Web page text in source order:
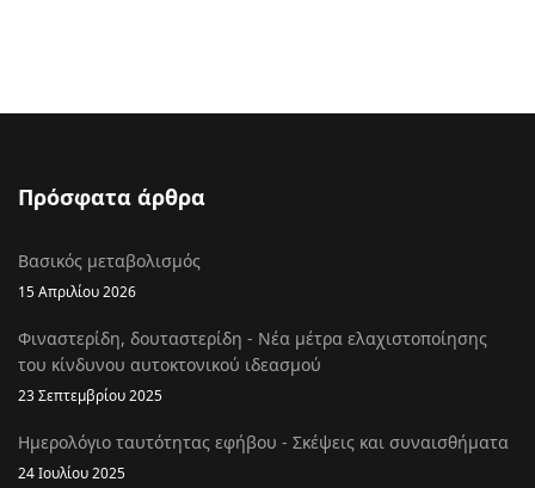
Πρόσφατα άρθρα
Βασικός μεταβολισμός
15 Απριλίου 2026
Φιναστερίδη, δουταστερίδη - Νέα μέτρα ελαχιστοποίησης
του κίνδυνου αυτοκτονικού ιδεασμού
23 Σεπτεμβρίου 2025
Ημερολόγιο ταυτότητας εφήβου - Σκέψεις και συναισθήματα
24 Ιουλίου 2025